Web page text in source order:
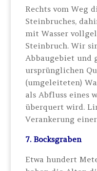
Rechts vom Weg
Steinbruches,
mit Wasser
Steinbruch. Wir
Abbaugebiet und
ursprünglichen
(umgeleiteten)
als Abfluss eines
überquert wird.
Verankerung
7. Bocksgraben
Etwa hundert